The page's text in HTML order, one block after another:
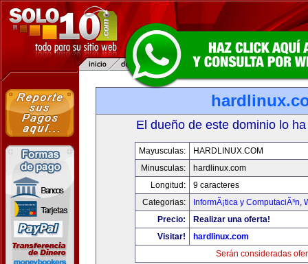
El dueño de este dominio lo
Mayusculas:
HARDLINUX.COM
Minusculas:
hardlinux.com
Longitud:
9 caracteres
Categorias:
InformÃ¡tica y ComputaciÃ³n,
Precio:
Realizar una oferta!
Visitar!
hardlinux.com
Serán consideradas